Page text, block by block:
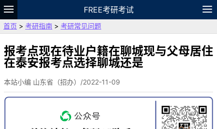
FREE考研考试
题库
故事 专题 APP
VIP
资料
首页 > 考研指南 > 考研常见问题
报考点现在待业户籍在聊城现与父母居住
在泰安报考点选择聊城还是
本站小编 山东省（招办）/2022-11-09